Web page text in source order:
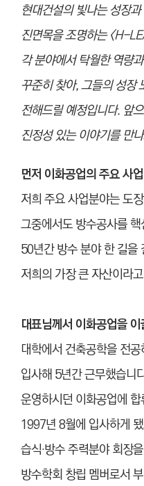
현대건설의 빛나는 성장
진면목을 조명하는 <H-
각 분야에서 탁월한 역량
꾸준히 찾아, 그들의 성장
전해드릴 예정입니다. 앞
진정성 있는 이야기를 만
먼저 이화공업의 주요 사
저희 주요 사업분야는 도
그중에서도 방수공사를
50년간 방수 분야 한 길을
저희의 가장 큰 자산이라
대표님께서 이화공업을
대학에서 건축공학을 전
입사해 5년간 근무했습니
운영하시던 이화공업에
1997년 8월에 입사하게
습식·방수 주력분야 회장
방수학회 창립 멤버로서